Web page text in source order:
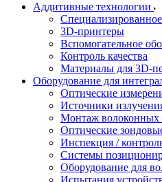
Аддитивные технологии
3D-принтеры
Вспомогательное
Контроль качества
Материалы для 3D-
Оборудование для
Оптические
Источники
Монтаж волоконных
Оптические
Инспекция /
Системы
Оборудование для
Испытания